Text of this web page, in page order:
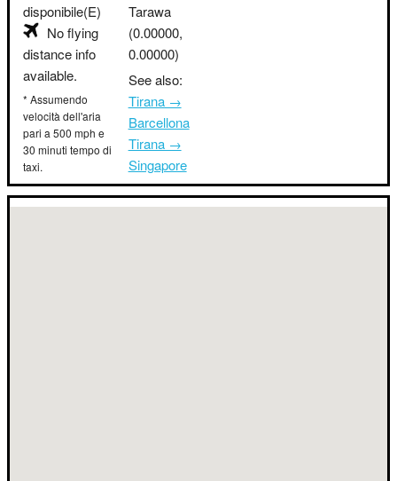
disponibile(E)
No flying
distance info
available.
* Assumendo
velocità dell'aria
pari a 500 mph e
30 minuti tempo di
taxi.
Tarawa
(0.00000,
0.00000)
See also:
Tirana →
Barcellona
Tirana →
Singapore